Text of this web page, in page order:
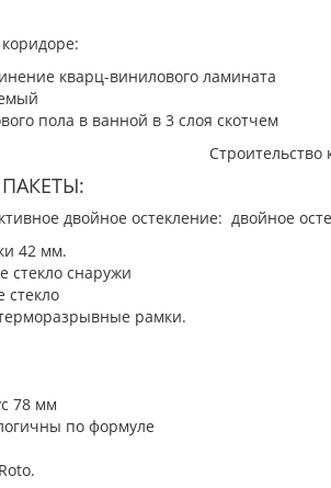
кварц-винилового ламината
пола в ванной в 3 слоя скотчем
двойное остекление: двойное
42 мм.
стекло снаружи
стекло
рамки.
78 мм
по формуле